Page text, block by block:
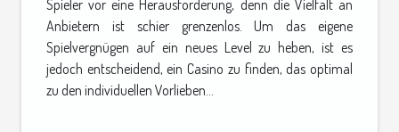
Spieler vor eine Herausforderung, denn die Vielfalt an
Anbietern ist schier grenzenlos. Um das eigene
Spielvergnügen auf ein neues Level zu heben, ist es
jedoch entscheidend, ein Casino zu finden, das optimal
zu den individuellen Vorlieben...